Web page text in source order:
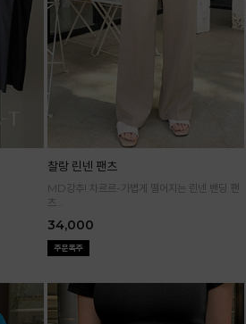
찰랑 린넨 팬츠
MD강추! 차르르-가볍게 떨어지는 린넨 밴딩 팬
츠
34,000